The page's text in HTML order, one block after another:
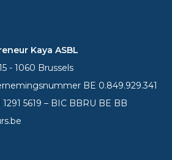
Kaya ASBL
- 1060 Brussels
BE 0.849.929.341
1291 5619 – BIC BBRU BE BB